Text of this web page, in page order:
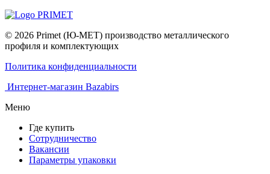
© 2026 Primet (Ю-МЕТ) производство металлического
профиля и комплектующих
Политика конфиденциальности
Интернет-магазин Bazabirs
Меню
Где купить
Сотрудничество
Вакансии
Параметры упаковки